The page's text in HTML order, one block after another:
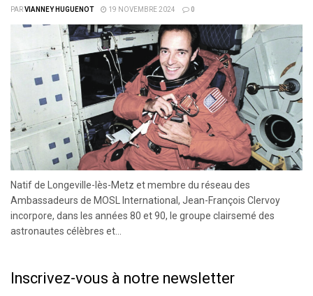
PARVIANNEY HUGUENOT 19 NOVEMBRE 2024 0
Natif de Longeville-lès-Metz et membre du réseau des
Ambassadeurs de MOSL International, Jean-François Clervoy
incorpore, dans les années 80 et 90, le groupe clairsemé des
astronautes célèbres et...
Inscrivez-vous à notre newsletter